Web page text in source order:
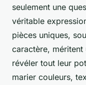
seulement une
véritable
pièces uniques,
caractère,
révéler tout leur
marier couleurs,